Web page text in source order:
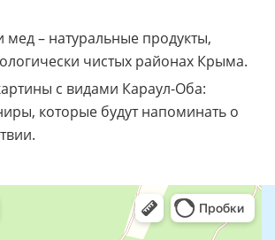
– натуральные продукты,
чистых районах Крыма.
с видами Караул-Оба:
которые будут напоминать о